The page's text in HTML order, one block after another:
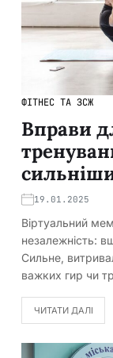
ФІТНЕС ТА ЗСЖ
Вправи
19.01.2025
Віртуальний
незалежність:
Сильне,
важких гир чи
ЧИТАТИ ДАЛІ